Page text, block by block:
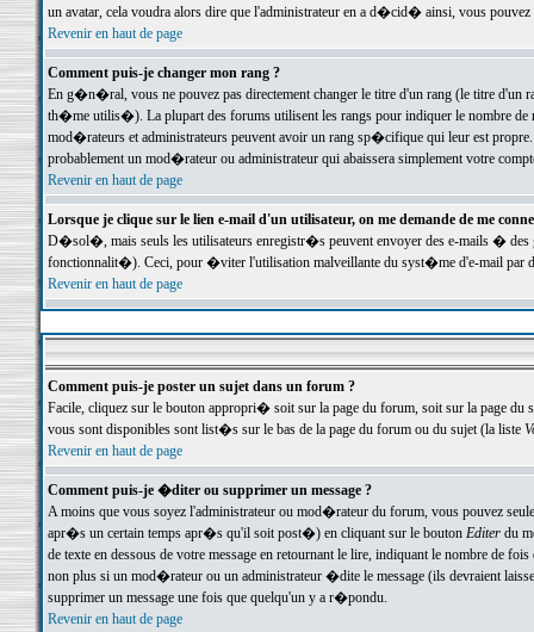
un avatar, cela voudra alors dire que l'administrateur en a d�cid� ainsi, vous
Revenir en haut de page
Comment puis-je changer mon rang ?
En g�n�ral, vous ne pouvez pas directement changer le titre d'un rang (le titre d'un
th�me utilis�). La plupart des forums utilisent les rangs pour indiquer le nombre de
mod�rateurs et administrateurs peuvent avoir un rang sp�cifique qui leur est
probablement un mod�rateur ou administrateur qui abaissera simplement votre
Revenir en haut de page
Lorsque je clique sur le lien e-mail d'un utilisateur, on me demande de me
D�sol�, mais seuls les utilisateurs enregistr�s peuvent envoyer des e-mails �
fonctionnalit�). Ceci, pour �viter l'utilisation malveillante du syst�me d'e-mail par
Revenir en haut de page
Comment puis-je poster un sujet dans un forum ?
Facile, cliquez sur le bouton appropri� soit sur la page du forum, soit sur la page du
vous sont disponibles sont list�s sur le bas de la page du forum ou du sujet (la liste
Revenir en haut de page
Comment puis-je �diter ou supprimer un message ?
A moins que vous soyez l'administrateur ou mod�rateur du forum, vous pouvez
apr�s un certain temps apr�s qu'il soit post�) en cliquant sur le bouton Editerdu
de texte en dessous de votre message en retournant le lire, indiquant le nombre
non plus si un mod�rateur ou un administrateur �dite le message (ils devraient
supprimer un message une fois que quelqu'un y a r�pondu.
Revenir en haut de page